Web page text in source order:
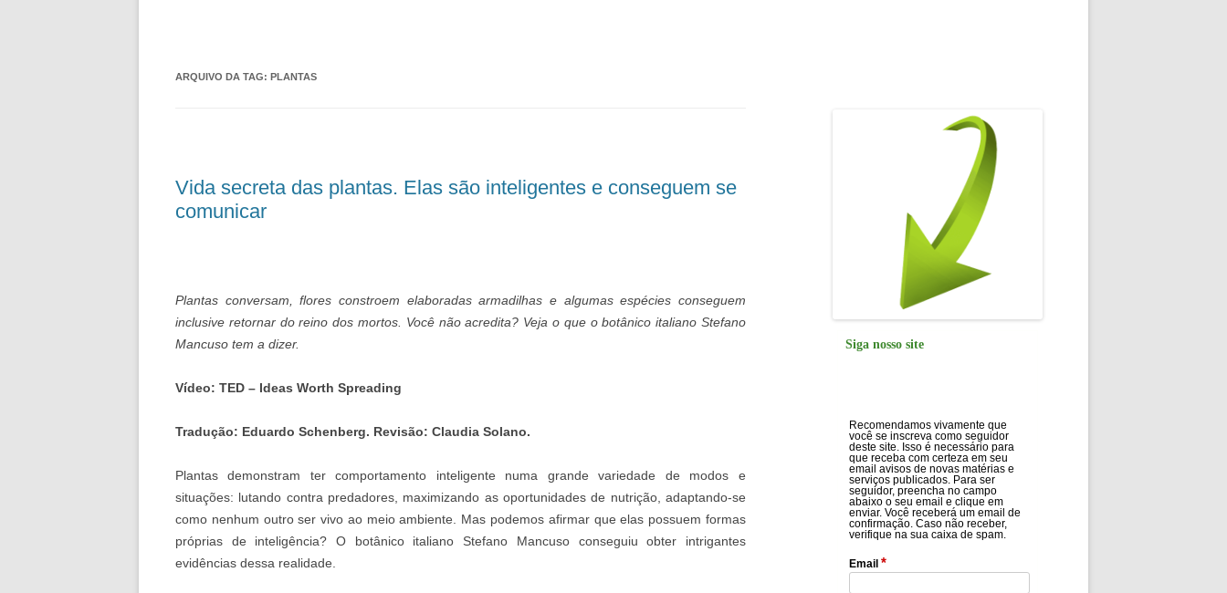
ARQUIVO DA TAG: PLANTAS
Vida secreta das plantas. Elas são inteligentes e conseguem se
comunicar
Plantas conversam, flores constroem elaboradas armadilhas e algumas espécies conseguem
inclusive retornar do reino dos mortos. Você não acredita? Veja o que o botânico italiano Stefano
Mancuso tem a dizer.
Vídeo: TED – Ideas Worth Spreading
Tradução: Eduardo Schenberg. Revisão: Claudia Solano.
Plantas demonstram ter comportamento inteligente numa grande variedade de modos e
situações: lutando contra predadores, maximizando as oportunidades de nutrição, adaptando-se
como nenhum outro ser vivo ao meio ambiente. Mas podemos afirmar que elas possuem formas
próprias de inteligência? O botânico italiano Stefano Mancuso conseguiu obter intrigantes
evidências dessa realidade.
Siga nosso site
Recomendamos vivamente que
você se inscreva como seguidor
deste site. Isso é necessário para
que receba com certeza em seu
email avisos de novas matérias e
serviços publicados. Para ser
seguidor, preencha no campo
abaixo o seu email e clique em
enviar. Você receberá um email de
confirmação. Caso não receber,
verifique na sua caixa de spam.
Email *